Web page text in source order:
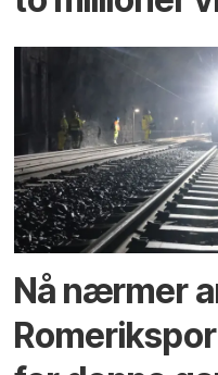
Nå nærmer